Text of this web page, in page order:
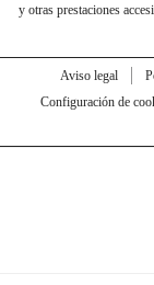
y otras prestaciones
Aviso legal
Configuración de